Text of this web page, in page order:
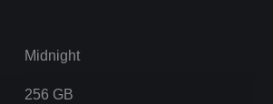
Midnight
256 GB